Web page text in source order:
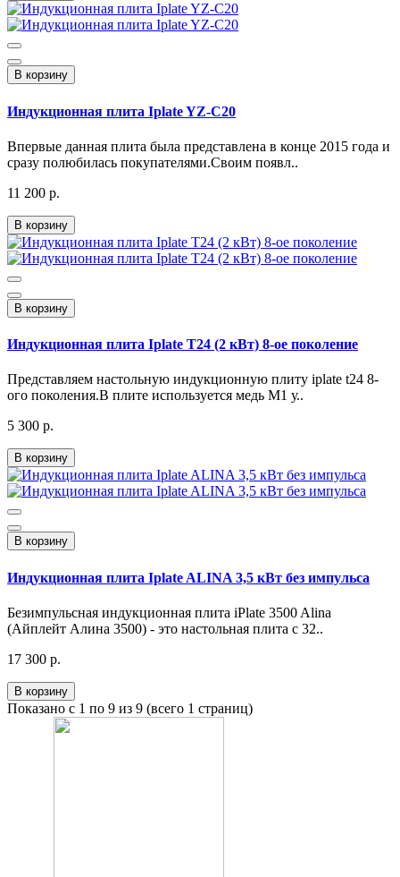
В корзину
Индукционная плита Iplate YZ-C20
Впервые данная плита была представлена в конце 2015 года и
сразу полюбилась покупателями.Своим появл..
11 200 р.
В корзину
В корзину
Индукционная плита Iplate T24 (2 кВт) 8-ое поколение
Представляем настольную индукционную плиту iplate t24 8-
ого поколения.В плите используется медь М1 у..
5 300 р.
В корзину
В корзину
Индукционная плита Iplate ALINA 3,5 кВт без импульса
Безимпульсная индукционная плита iPlate 3500 Alina
(Айплейт Алина 3500) - это настольная плита с 32..
17 300 р.
В корзину
Показано с 1 по 9 из 9 (всего 1 страниц)